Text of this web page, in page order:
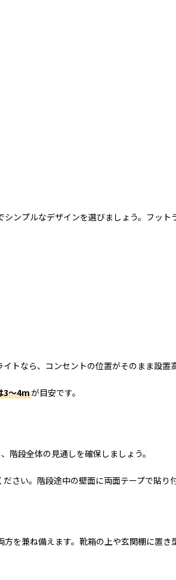
ンプルなデザインを選びましょう。フッ
トなら、コンセントの位置がそのまま設置
3〜4mが目安です。
階段全体の見通しを確保しましょう。
さい。階段途中の壁面に両面テープで貼り
を兼ね備えます。靴箱の上や玄関棚に置